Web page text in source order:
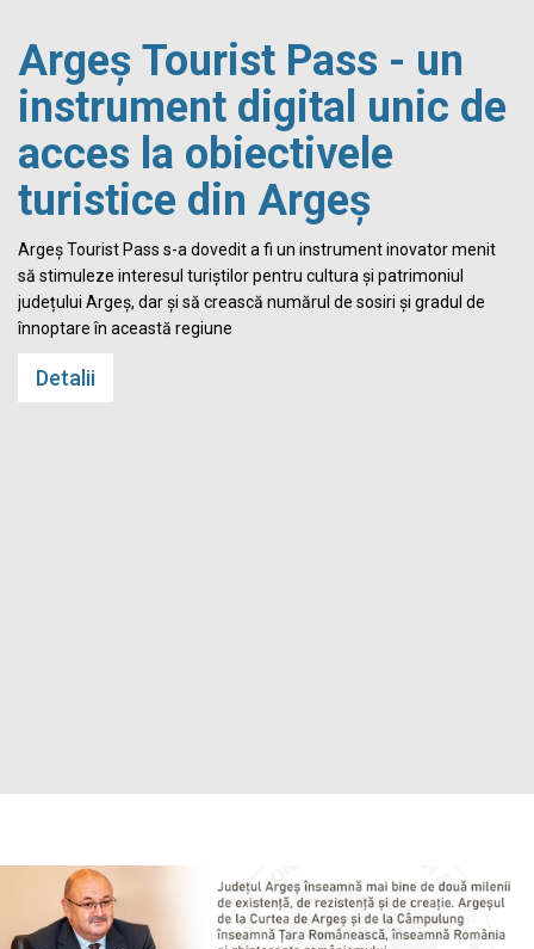
Argeș Tourist Pass - un
instrument digital unic de
acces la obiectivele
turistice din Argeș
Argeș Tourist Pass s-a dovedit a fi un instrument inovator menit
să stimuleze interesul turiștilor pentru cultura și patrimoniul
județului Argeș, dar și să crească numărul de sosiri și gradul de
înnoptare în această regiune
Detalii